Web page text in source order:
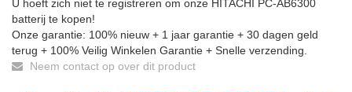
U hoeft zich niet te registreren om onze HITACHI PC-AB6300
batterij te kopen!
Onze garantie: 100% nieuw + 1 jaar garantie + 30 dagen geld
terug + 100% Veilig Winkelen Garantie + Snelle verzending.
Neem contact op over dit product